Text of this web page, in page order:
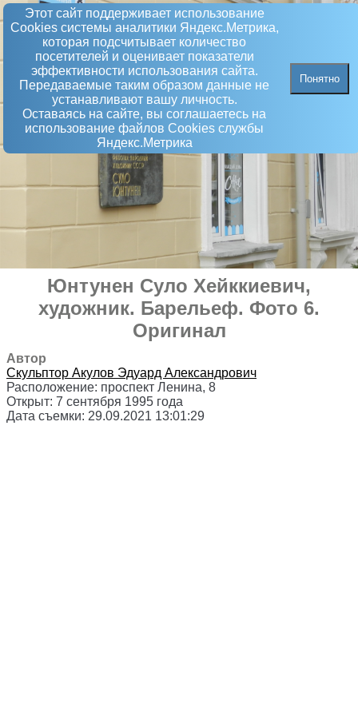
Этот сайт поддерживает использование
Сookies системы аналитики Яндекс.Метрика,
которая подсчитывает количество
посетителей и оценивает показатели
эффективности использования сайта.
Передаваемые таким образом данные не
устанавливают вашу личность.
Оставаясь на сайте, вы соглашаетесь на
использование файлов Сookies службы
Яндекс.Метрика
Понятно
Юнтунен Суло Хейккиевич,
художник. Барельеф. Фото 6.
Оригинал
Автор
Скульптор Акулов Эдуард Александрович
Расположение: проспект Ленина, 8
Открыт: 7 сентября 1995 года
Дата съемки: 29.09.2021 13:01:29